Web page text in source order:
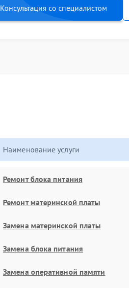
Консультация со специалистом
Наименование услуги
Ремонт блока питания
Ремонт материнской платы
Замена материнской платы
Замена блока питания
Замена оперативной памяти